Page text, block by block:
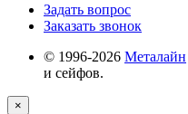
Задать вопрос
Заказать звонок
© 1996-2026 Металайн
и сейфов.
×